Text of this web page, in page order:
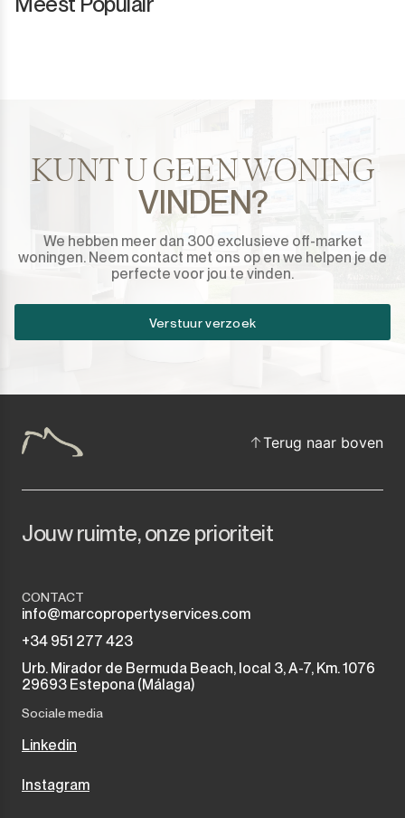
KUNT U GEEN WONING
VINDEN?
We hebben meer dan 300 exclusieve off-market
woningen. Neem contact met ons op en we helpen je de
perfecte voor jou te vinden.
Verstuur verzoek
Terug naar boven
Jouw ruimte, onze prioriteit
CONTACT
info@marcopropertyservices.com
+34 951 277 423
Urb. Mirador de Bermuda Beach, local 3, A-7, Km. 1076
29693 Estepona (Málaga)
Sociale media
Linkedin
Instagram